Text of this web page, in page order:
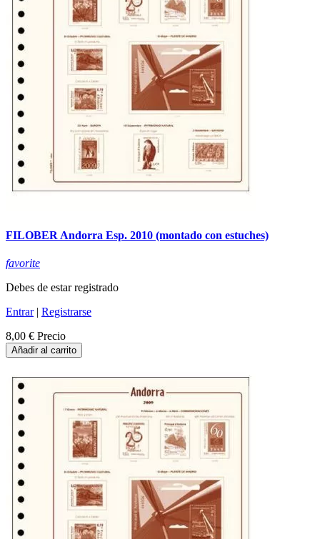
FILOBER Andorra Esp. 2010 (montado con estuches)
favorite
Debes de estar registrado
Entrar| Registrarse
8,00 € Precio
Añadir al carrito